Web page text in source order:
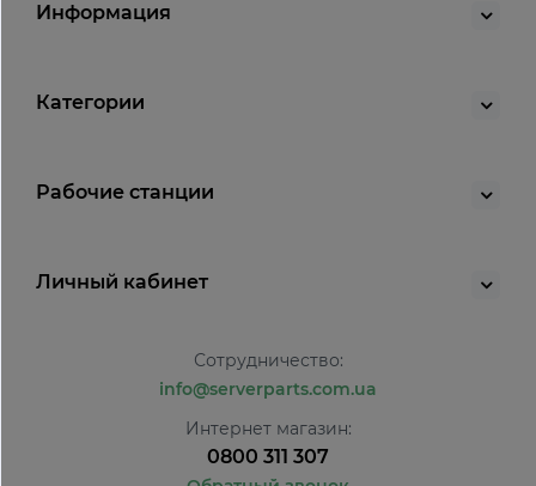
Информация
Категории
Рабочие станции
Личный кабинет
Сотрудничество:
info@serverparts.com.ua
Интернет магазин:
0800 311 307